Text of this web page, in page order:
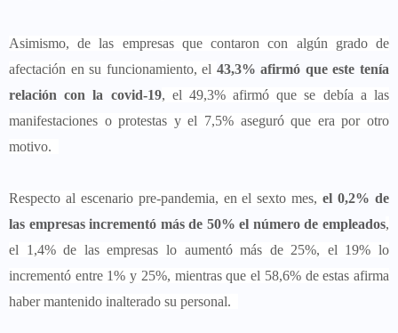
Asimismo, de las empresas que contaron con algún grado de
afectación en su funcionamiento, el 43,3% afirmó que este tenía
relación con la covid-19, el 49,3% afirmó que se debía a las
manifestaciones o protestas y el 7,5% aseguró que era por otro
motivo.
Respecto al escenario pre-pandemia, en el sexto mes,el 0,2% de
las empresas incrementó más de 50% el número de empleados,
el 1,4% de las empresas lo aumentó más de 25%, el 19% lo
incrementó entre 1% y 25%, mientras que el 58,6% de estas afirma
haber mantenido inalterado su personal.